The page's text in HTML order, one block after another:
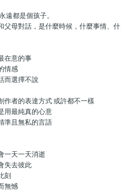
遠都是個孩子。
父母對話，是什麼時候，什麼事情、什
在意的事
情感
而選擇不說
作者的表達方式 或許都不一樣
用最純真的心意
準且無私的言語
一天一天消逝
失去彼此
刻
無憾